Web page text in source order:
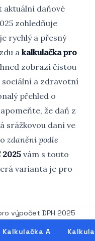
aktuální daňové
zohledňuje
rychlý a přesný
a kalkulačka pro
zobrazí čistou
sociální a zdravotní
přehled o
že daň z
srážkovou daní ve
zdanění podle
2025vám s touto
varianta je pro
výpočet DPH 2025
Kalkulačka A